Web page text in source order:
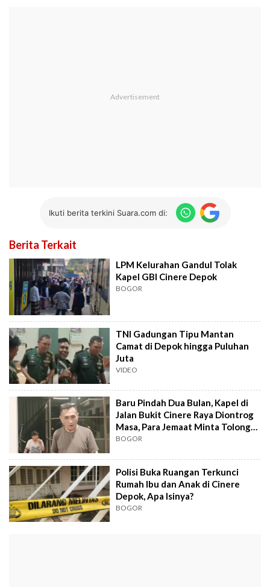
Ikuti berita terkini Suara.com di:
Berita Terkait
LPM Kelurahan Gandul Tolak
Kapel GBI Cinere Depok
BOGOR
TNI Gadungan Tipu Mantan
Camat di Depok hingga Puluhan
Juta
VIDEO
Baru Pindah Dua Bulan, Kapel di
Jalan Bukit Cinere Raya Diontrog
Masa, Para Jemaat Minta Tolong
ke Wali Kota
BOGOR
Polisi Buka Ruangan Terkunci
Rumah Ibu dan Anak di Cinere
Depok, Apa Isinya?
BOGOR